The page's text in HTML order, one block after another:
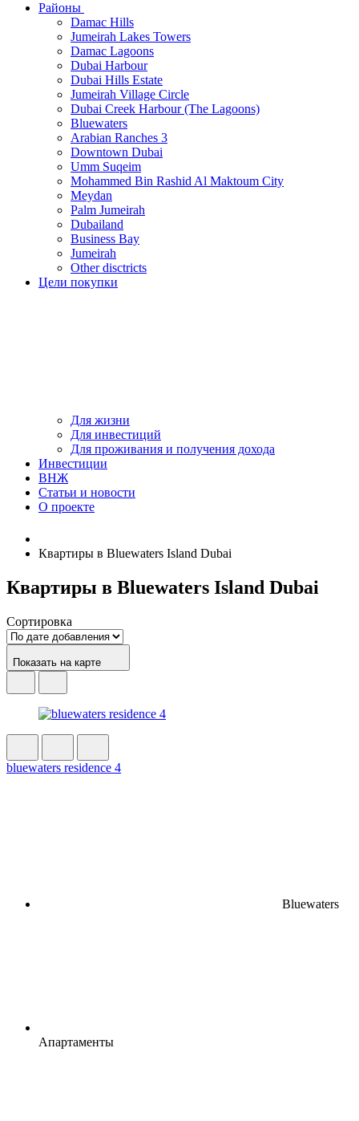
Районы
Damac Hills
Jumeirah Lakes Towers
Damac Lagoons
Dubai Harbour
Dubai Hills Estate
Jumeirah Village Circle
Dubai Creek Harbour (The Lagoons)
Bluewaters
Arabian Ranches 3
Downtown Dubai
Umm Suqeim
Mohammed Bin Rashid Al Maktoum City
Meydan
Palm Jumeirah
Dubailand
Business Bay
Jumeirah
Other disctricts
Цели покупки
Для жизни
Для инвестиций
Для проживания и получения дохода
Инвестиции
ВНЖ
Статьи и новости
О проекте
Квартиры в Bluewaters Island Dubai
Квартиры в Bluewaters Island Dubai
Сортировка
Показать на карте
bluewaters residence 4
Bluewaters
Апартаменты